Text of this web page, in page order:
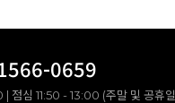
0659
점심 11:50 - 13:00 (주말 및 공휴